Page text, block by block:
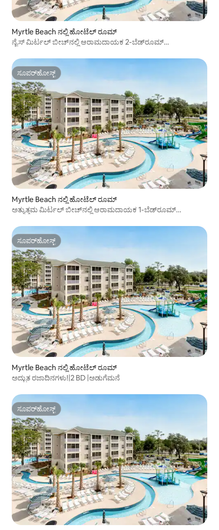
Myrtle Beach ನಲ್ಲಿ ಹೋಟೆಲ್ ರೂಮ್
ನೈಸ್ ಮಿರ್ಟಲ್ ಬೀಚ್‌ನಲ್ಲಿ ಆರಾಮದಾಯಕ 2-ಬೆಡ್‌ರೂಮ್
ಸೂಪರ್‌ಹೋಸ್ಟ್
ಸೂಪರ್‌ಹೋಸ್ಟ್
Myrtle Beach ನಲ್ಲಿ ಹೋಟೆಲ್ ರೂಮ್
ಅತ್ಯುತ್ತಮ ಮಿರ್ಟಲ್ ಬೀಚ್‌ನಲ್ಲಿ ಆರಾಮದಾಯಕ 1-ಬೆಡ್‌ರೂಮ್
ಸೂಪರ್‌ಹೋಸ್ಟ್
ಸೂಪರ್‌ಹೋಸ್ಟ್
Myrtle Beach ನಲ್ಲಿ ಹೋಟೆಲ್ ರೂಮ್
ಅದ್ಭುತ ರಜಾದಿನಗಳು!|2 BD |ಅಡುಗೆಮನೆ
ಸೂಪರ್‌ಹೋಸ್ಟ್
ಸೂಪರ್‌ಹೋಸ್ಟ್